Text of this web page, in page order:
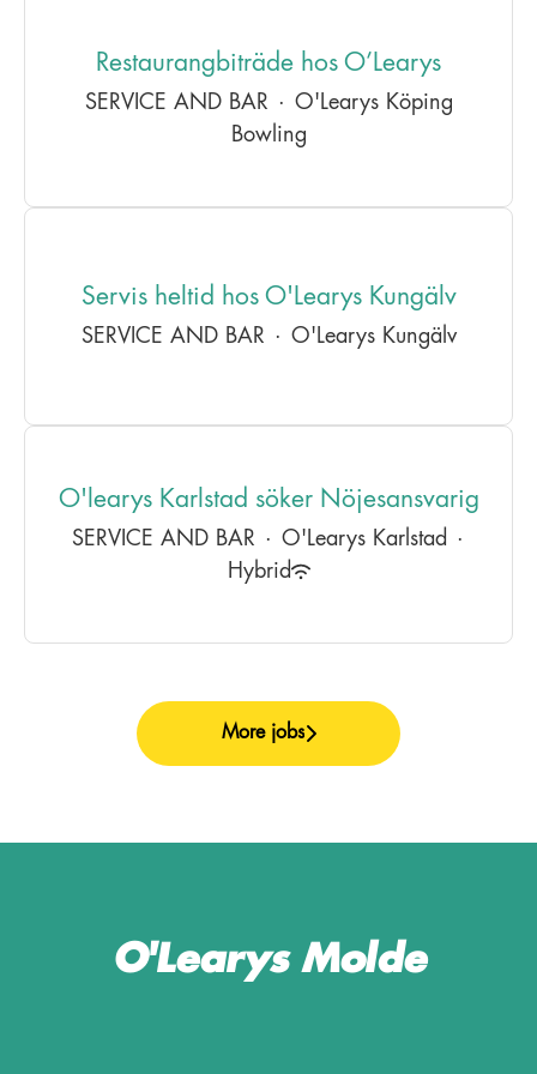
Restaurangbiträde hos O’Learys
SERVICE AND BAR · O'Learys Köping
Bowling
Servis heltid hos O'Learys Kungälv
SERVICE AND BAR · O'Learys Kungälv
O'learys Karlstad söker Nöjesansvarig
SERVICE AND BAR · O'Learys Karlstad
·
Hybrid
More jobs
O'Learys Molde